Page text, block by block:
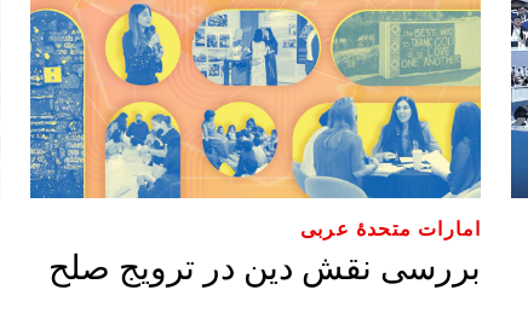
امارات متحدهٔ عربی
بررسی نقش دین در ترویج صلح